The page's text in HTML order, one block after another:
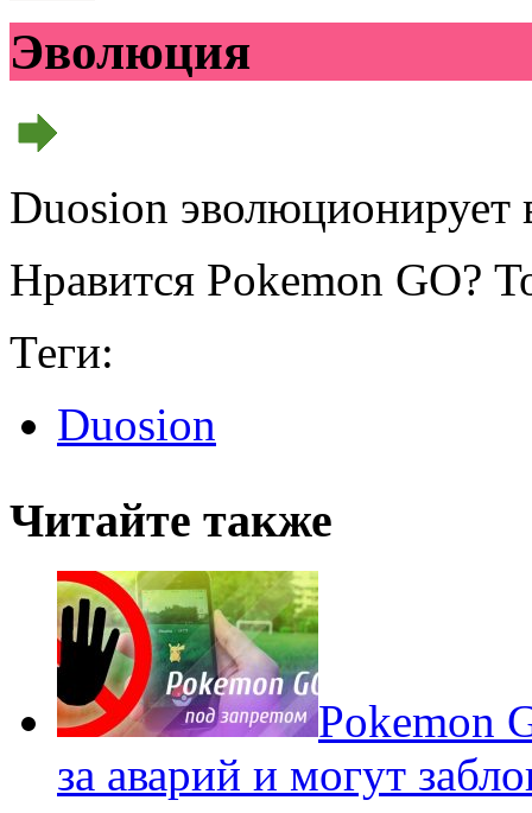
Эволюция
Duosion эволюционирует
Нравится Pokemon GO?
Теги:
Duosion
Читайте также
Pokеmon
за аварий и могут